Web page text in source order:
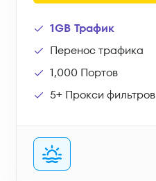
1GB Трафик
Перенос трафика
1,000 Портов
5+ Прокси фильтров